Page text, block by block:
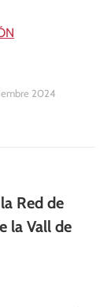
2024
Red de
la Vall de